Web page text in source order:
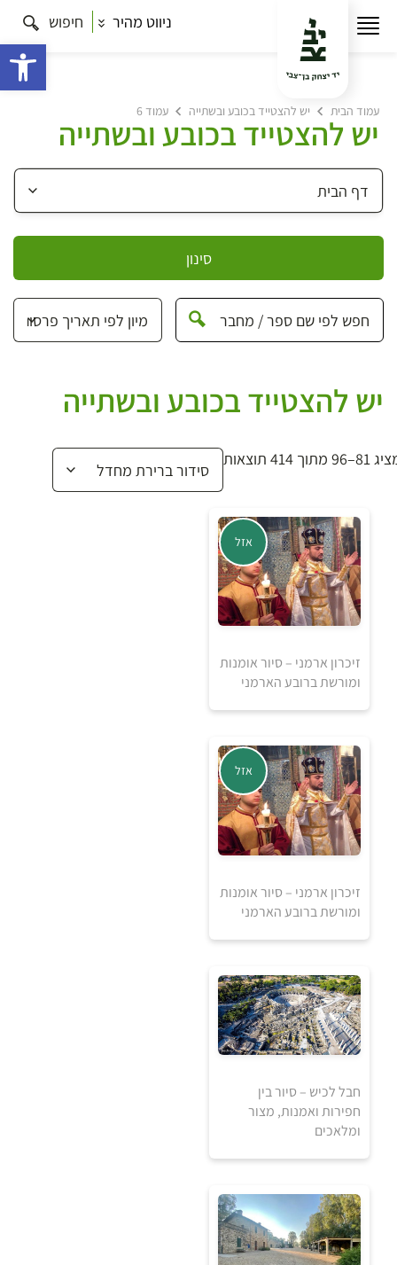
ניווט מהיר חיפוש
עמוד הבית יש להצטייד בכובע ובשתייה עמוד 6
יש להצטייד בכובע ובשתייה
סינון
יש להצטייד בכובע ובשתייה
מתוך 414 תוצאות
אזל
זיכרון ארמני – סיור אומנות
ומורשת ברובע הארמני
אזל
זיכרון ארמני – סיור אומנות
ומורשת ברובע הארמני
250
₪
למידע ולרכישה
חבל לכיש – סיור בין
חפירות ואמנות, מצור
ומלאכים